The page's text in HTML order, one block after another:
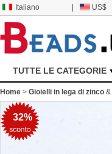
Italiano US$
TUTTE LE CATEGORIE
Home > Gioielli in lega di zinco &
32%